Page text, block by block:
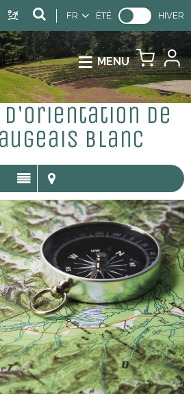
FR ÉTÉ HIVER
MENU
d'orientation de
Blanc